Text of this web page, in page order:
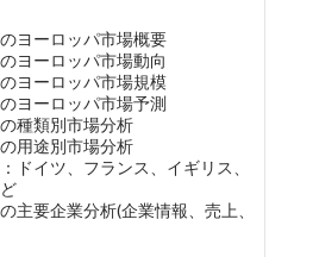
ヨーロッパ市場概要
ヨーロッパ市場動向
ヨーロッパ市場規模
ヨーロッパ市場予測
種類別市場分析
用途別市場分析
ドイツ、フランス、イギリス、
主要企業分析(企業情報、売上、